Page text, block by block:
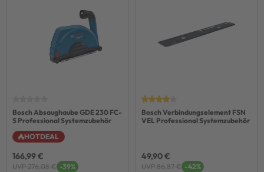
Bosch Absaughaube GDE 230 FC-
S Professional Systemzubehör
HOTDEAL
166,99 €
UVP 276,08 € -39%
Bosch Verbindungselement FSN
VEL Professional Systemzubehör
49,90 €
UVP 86,87 € -42%